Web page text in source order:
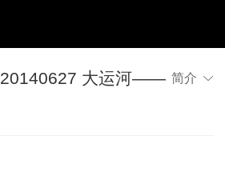
20140627 大运河—— 简介